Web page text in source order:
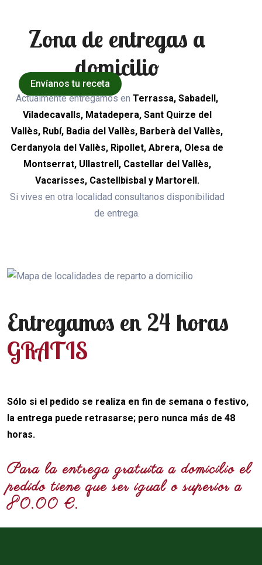
Envíanos tu receta
Zona de entregas a
domicilio
Actualmente entregamos en Terrassa, Sabadell,
Viladecavalls, Matadepera, Sant Quirze del
Vallès, Rubí, Badia del Vallès, Barberà del Vallès,
Cerdanyola del Vallès, Ripollet, Abrera, Olesa de
Montserrat, Ullastrell, Castellar del Vallès,
Vacarisses, Castellbisbal y Martorell.
Si vives en otra localidad consultanos disponibilidad
de entrega.
Entregamos en 24 horas
GRATIS
Sólo si el pedido se realiza en fin de semana o festivo,
la entrega puede retrasarse; pero nunca más de 48
horas.
Para la entrega gratuita a domicilio el
pedido tiene que ser igual o superior a
80.00 €.